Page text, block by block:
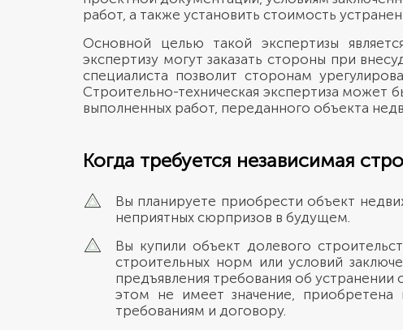
работ, а также установить стоимость
Основной целью такой экспертизы
экспертизу могут заказать стороны при
специалиста позволит сторонам
Строительно-техническая экспертиза может
выполненных работ, переданного объекта
Когда требуется независимая
Вы планируете приобрести объект
неприятных сюрпризов в будущем.
Вы купили объект долевого
строительных норм или условий
предъявления требования об
этом не имеет значение, приобретена
требованиям и договору.